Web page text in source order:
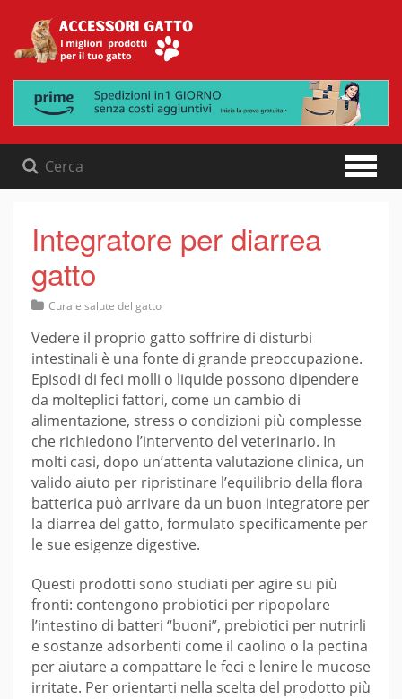
content
Integratore per diarrea
gatto
Cura e salute del gatto
Vedere il proprio gatto soffrire di disturbi
intestinali è una fonte di grande preoccupazione.
Episodi di feci molli o liquide possono dipendere
da molteplici fattori, come un cambio di
alimentazione, stress o condizioni più complesse
che richiedono l’intervento del veterinario. In
molti casi, dopo un’attenta valutazione clinica, un
valido aiuto per ripristinare l’equilibrio della flora
batterica può arrivare da un buon integratore per
la diarrea del gatto, formulato specificamente per
le sue esigenze digestive.
Questi prodotti sono studiati per agire su più
fronti: contengono probiotici per ripopolare
l’intestino di batteri “buoni”, prebiotici per nutrirli
e sostanze adsorbenti come il caolino o la pectina
per aiutare a compattare le feci e lenire le mucose
irritate. Per orientarti nella scelta del prodotto più